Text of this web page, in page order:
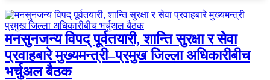
मनसुनजन्य विपद् पूर्वतयारी, शान्ति सुरक्षा र सेवा
प्रवाहबारे मुख्यमन्त्री–प्रमुख जिल्ला अधिकारीबीच
भर्चुअल बैठक